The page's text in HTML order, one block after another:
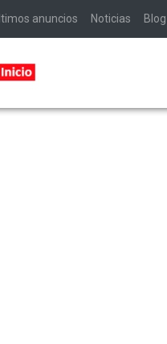
anuncios Noticias Blog